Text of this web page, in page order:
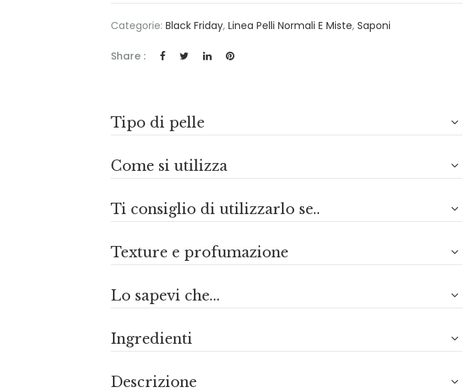
Categorie: Black Friday, Linea Pelli Normali E Miste, Saponi
Share :
Tipo di pelle
Come si utilizza
Ti consiglio di utilizzarlo se..
Texture e profumazione
Lo sapevi che...
Ingredienti
Descrizione